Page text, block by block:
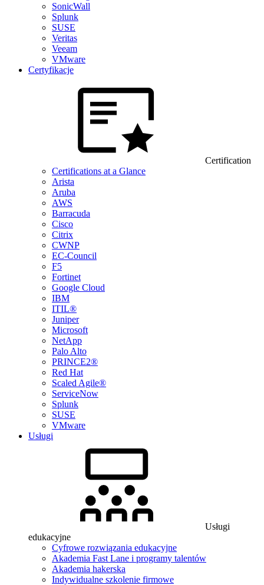
SonicWall
Splunk
SUSE
Veritas
Veeam
VMware
Certyfikacje
Certification
Certifications at a Glance
Arista
Aruba
AWS
Barracuda
Cisco
Citrix
CWNP
EC-Council
F5
Fortinet
Google Cloud
IBM
ITIL®
Juniper
Microsoft
NetApp
Palo Alto
PRINCE2®
Red Hat
Scaled Agile®
ServiceNow
Splunk
SUSE
VMware
Usługi
Usługi
edukacyjne
Cyfrowe rozwiązania edukacyjne
Akademia Fast Lane i programy talentów
Akademia hakerska
Indywidualne szkolenie firmowe